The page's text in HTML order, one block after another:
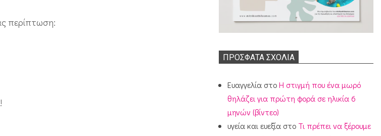
περίπτωση:
ΠΡΌΣΦΑΤΑ ΣΧΌΛΙΑ
Ευαγγελία στοΗ στιγμή που ένα μωρό
θηλάζει για πρώτη φορά σε ηλικία 6
μηνών (βίντεο)
υγεία και ευεξία στο Τι πρέπει να ξέρουμε